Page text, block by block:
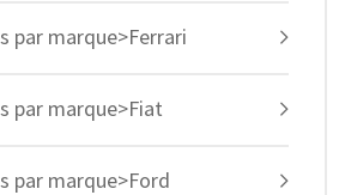
par marque>Ferrari
par marque>Fiat
par marque>Ford